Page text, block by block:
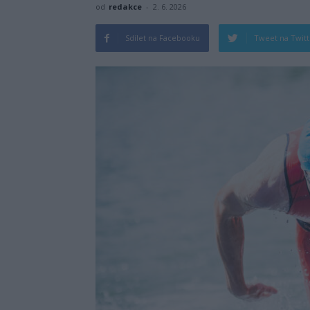
od redakce - 2. 6. 2026
Sdílet na Facebooku Tweet na